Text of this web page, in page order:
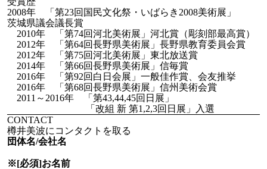
2008年 「第23回国民文化祭・いばらき2008美術展」
茨城県議会議長賞
2010年 「第74回河北美術展」河北賞（彫刻部最高賞）
2012年 「第64回長野県美術展」長野県教育委員会賞
2012年 「第75回河北美術展」東北放送賞
2014年 「第66回長野県美術展」信毎賞
2016年 「第92回白日会展」一般佳作賞、会友推挙
2016年 「第68回長野県美術展」信州美術会賞
2011～2016年 「第43,44,45回日展」
「改組 新 第1,2,3回日展」入選
CONTACT
樽井美波にコンタクトを取る
団体名/会社名
※[必須]お名前